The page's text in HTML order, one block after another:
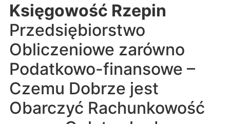
Księgowość Rzepin
Przedsiębiorstwo
Obliczeniowe zarówno
Podatkowo-finansowe –
Czemu Dobrze jest
Obarczyć Rachunkowość